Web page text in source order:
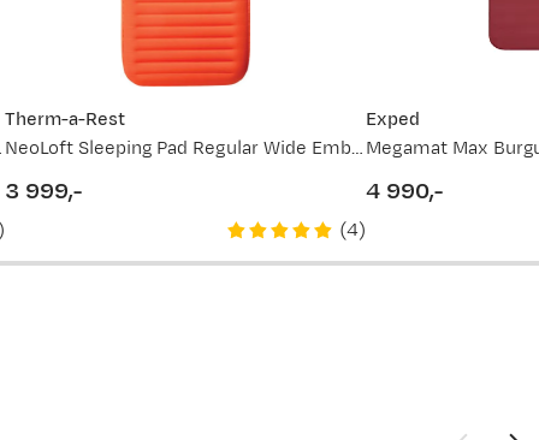
Red
)
Therm-a-Rest
NeoLoft Sleeping Pad Regular Wide Ember
3 999,-
(4)
Exped
Megamat Max
4 990,-